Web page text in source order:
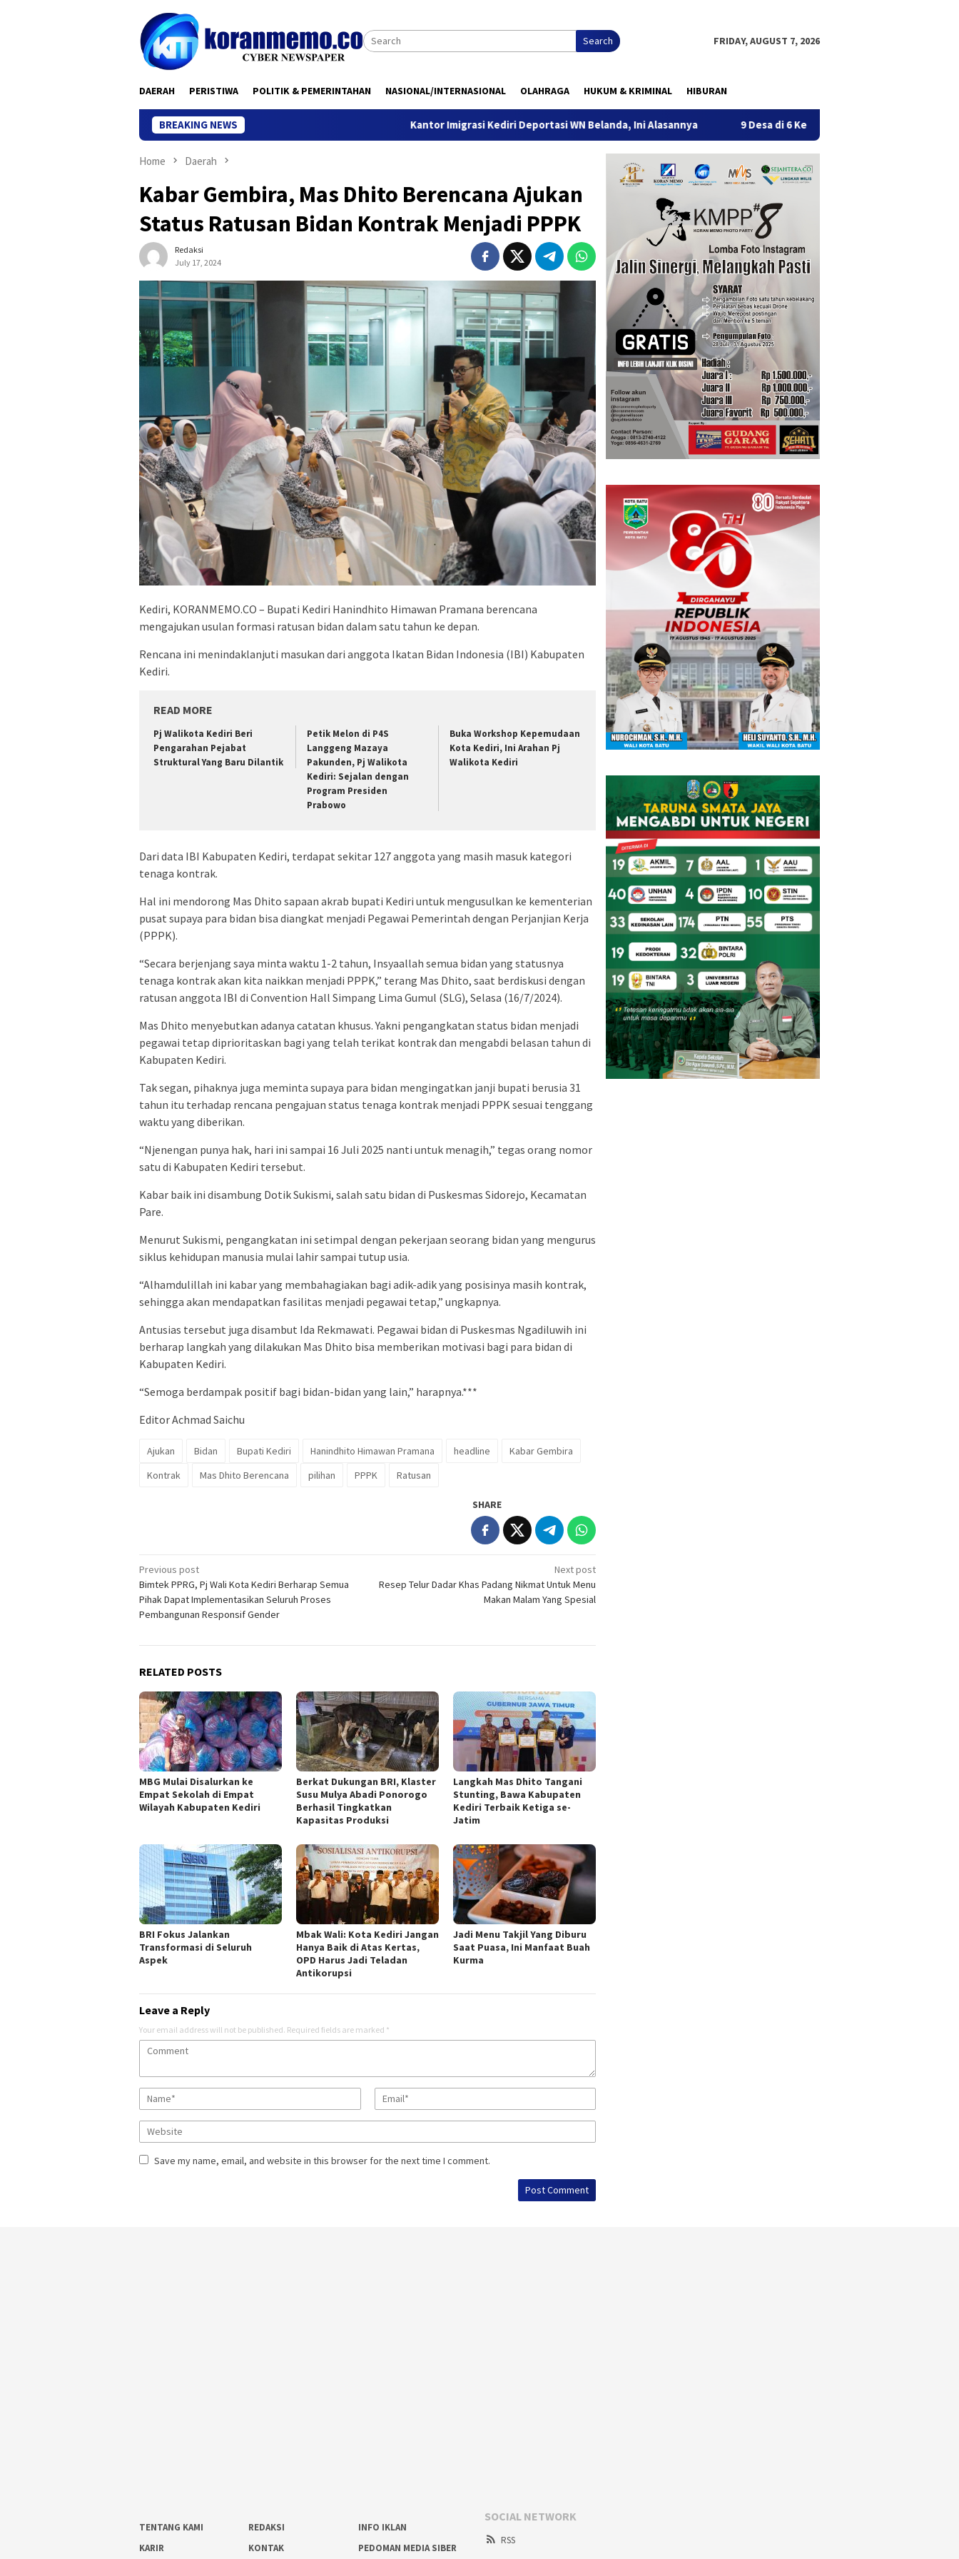
Search FRIDAY, AUGUST 7, 2026
DAERAH PERISTIWA POLITIK & PEMERINTAHAN NASIONAL/INTERNASIONAL OLAHRAGA HUKUM & KRIMINAL HIBURAN
BREAKING NEWS Kantor Imigrasi Kediri Deportasi WN Belanda, Ini Alasannya 9 Desa di 6 Kecamatan Tulungagung Alami Kekeringan
Home Daerah
Kabar Gembira, Mas Dhito Berencana Ajukan
Status Ratusan Bidan Kontrak Menjadi PPPK
Redaksi
July 17, 2024
Kediri, KORANMEMO.CO – Bupati Kediri Hanindhito Himawan Pramana berencana
mengajukan usulan formasi ratusan bidan dalam satu tahun ke depan.
Rencana ini menindaklanjuti masukan dari anggota Ikatan Bidan Indonesia (IBI) Kabupaten
Kediri.
READ MORE
Pj Walikota Kediri Beri
Pengarahan Pejabat
Struktural Yang Baru Dilantik
Petik Melon di P4S
Langgeng Mazaya
Pakunden, Pj Walikota
Kediri: Sejalan dengan
Program Presiden
Prabowo
Buka Workshop Kepemudaan
Kota Kediri, Ini Arahan Pj
Walikota Kediri
Dari data IBI Kabupaten Kediri, terdapat sekitar 127 anggota yang masih masuk kategori
tenaga kontrak.
Hal ini mendorong Mas Dhito sapaan akrab bupati Kediri untuk mengusulkan ke kementerian
pusat supaya para bidan bisa diangkat menjadi Pegawai Pemerintah dengan Perjanjian Kerja
(PPPK).
“Secara berjenjang saya minta waktu 1-2 tahun, Insyaallah semua bidan yang statusnya
tenaga kontrak akan kita naikkan menjadi PPPK,” terang Mas Dhito, saat berdiskusi dengan
ratusan anggota IBI di Convention Hall Simpang Lima Gumul (SLG), Selasa (16/7/2024).
Mas Dhito menyebutkan adanya catatan khusus. Yakni pengangkatan status bidan menjadi
pegawai tetap diprioritaskan bagi yang telah terikat kontrak dan mengabdi belasan tahun di
Kabupaten Kediri.
Tak segan, pihaknya juga meminta supaya para bidan mengingatkan janji bupati berusia 31
tahun itu terhadap rencana pengajuan status tenaga kontrak menjadi PPPK sesuai tenggang
waktu yang diberikan.
“Njenengan punya hak, hari ini sampai 16 Juli 2025 nanti untuk menagih,” tegas orang nomor
satu di Kabupaten Kediri tersebut.
Kabar baik ini disambung Dotik Sukismi, salah satu bidan di Puskesmas Sidorejo, Kecamatan
Pare.
Menurut Sukismi, pengangkatan ini setimpal dengan pekerjaan seorang bidan yang mengurus
siklus kehidupan manusia mulai lahir sampai tutup usia.
“Alhamdulillah ini kabar yang membahagiakan bagi adik-adik yang posisinya masih kontrak,
sehingga akan mendapatkan fasilitas menjadi pegawai tetap,” ungkapnya.
Antusias tersebut juga disambut Ida Rekmawati. Pegawai bidan di Puskesmas Ngadiluwih ini
berharap langkah yang dilakukan Mas Dhito bisa memberikan motivasi bagi para bidan di
Kabupaten Kediri.
“Semoga berdampak positif bagi bidan-bidan yang lain,” harapnya.***
Editor Achmad Saichu
Ajukan Bidan Bupati Kediri Hanindhito Himawan Pramana headline
Kabar Gembira
Kontrak
Mas Dhito Berencana pilihan PPPK Ratusan
SHARE
Post
navigation
Previous post
Bimtek PPRG, Pj Wali Kota Kediri Berharap Semua
Pihak Dapat Implementasikan Seluruh Proses
Pembangunan Responsif Gender
Next post
Resep Telur Dadar Khas Padang Nikmat Untuk Menu
Makan Malam Yang Spesial
RELATED POSTS
MBG Mulai Disalurkan ke
Empat Sekolah di Empat
Wilayah Kabupaten Kediri
Berkat Dukungan BRI, Klaster
Susu Mulya Abadi Ponorogo
Berhasil Tingkatkan
Kapasitas Produksi
Langkah Mas Dhito Tangani
Stunting, Bawa Kabupaten
Kediri Terbaik Ketiga se-
Jatim
BRI Fokus Jalankan
Transformasi di Seluruh
Aspek
Mbak Wali: Kota Kediri Jangan
Hanya Baik di Atas Kertas,
OPD Harus Jadi Teladan
Antikorupsi
Jadi Menu Takjil Yang Diburu
Saat Puasa, Ini Manfaat Buah
Kurma
Leave a Reply
Your email address will not be published. Required fields are marked *
Save my name, email, and website in this browser for the next time I comment.
TENTANG KAMI REDAKSI
INFO IKLAN
KARIR
KONTAK PEDOMAN MEDIA SIBER
SOCIAL NETWORK
RSS